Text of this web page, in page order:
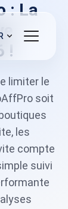
: La
!
limiter le
soit
les
compte
suivi